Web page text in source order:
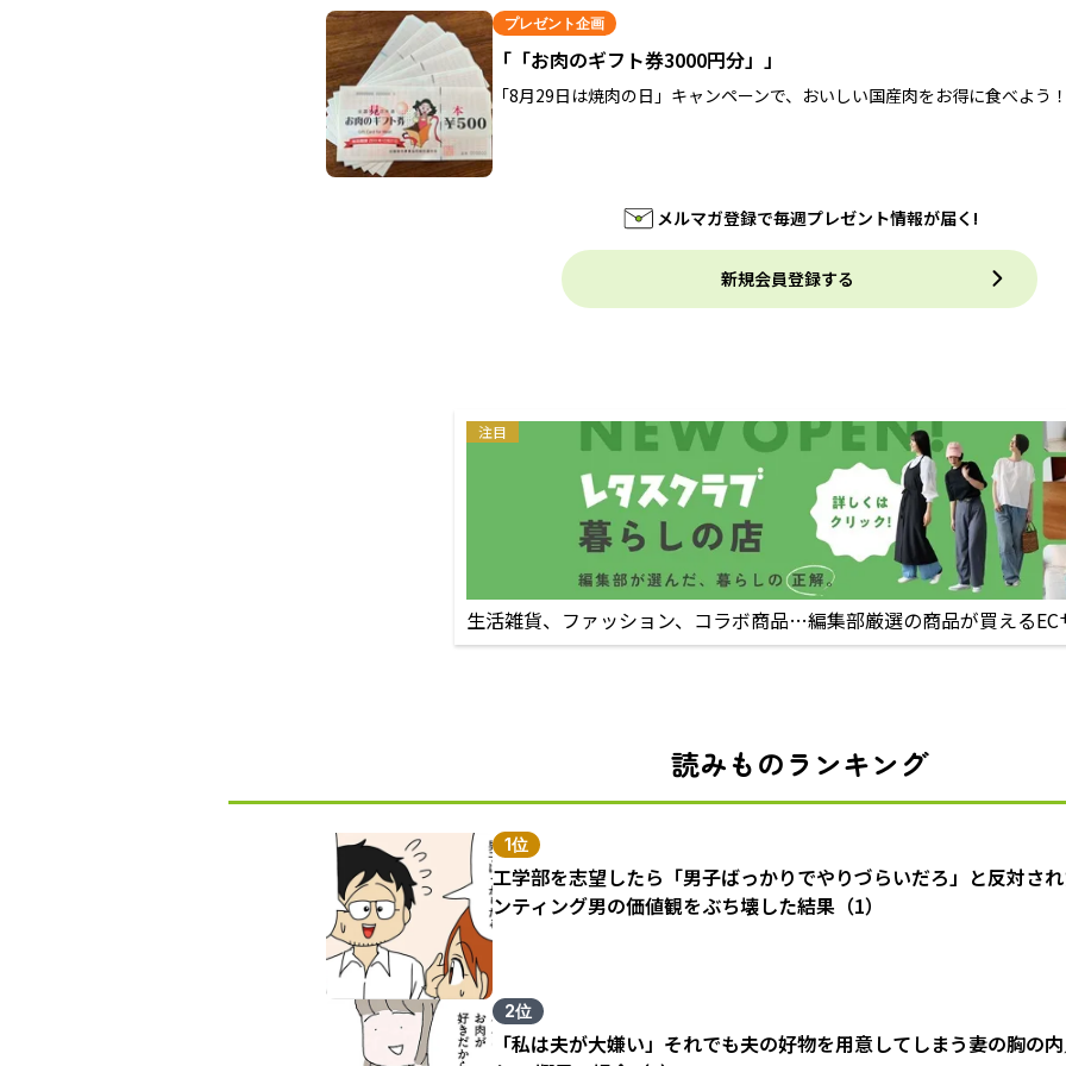
プレゼント企画
「「お肉のギフト券3000円分」」
「8月29日は焼肉の日」キャンペーンで、おいしい国産肉をお得に食べよう
メルマガ登録で毎週プレゼント情報が届く!
新規会員登録する
注目
生活雑貨、ファッション、コラボ商品…編集部厳選の商品が買えるEC
読みものランキング
1位
工学部を志望したら「男子ばっかりでやりづらいだろ」と反対さ
ンティング男の価値観をぶち壊した結果（1）
2位
「私は夫が大嫌い」それでも夫の好物を用意してしまう妻の胸の